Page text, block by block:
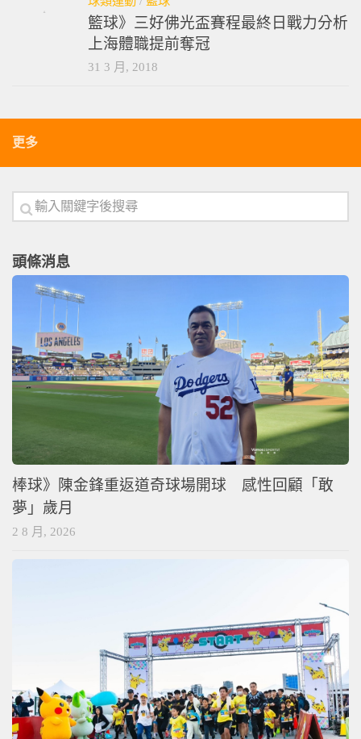
籃球》三好佛光盃賽程最終日戰力分析
上海體職提前奪冠
31 3 月, 2018
更多
頭條消息
棒球》陳金鋒重返道奇球場開球 感性回顧「敢
夢」歲月
2 8 月, 2026